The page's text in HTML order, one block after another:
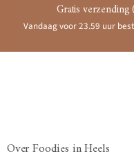
Gratis verzending
Vandaag voor 23.59 uur
Over Foodies in Heels